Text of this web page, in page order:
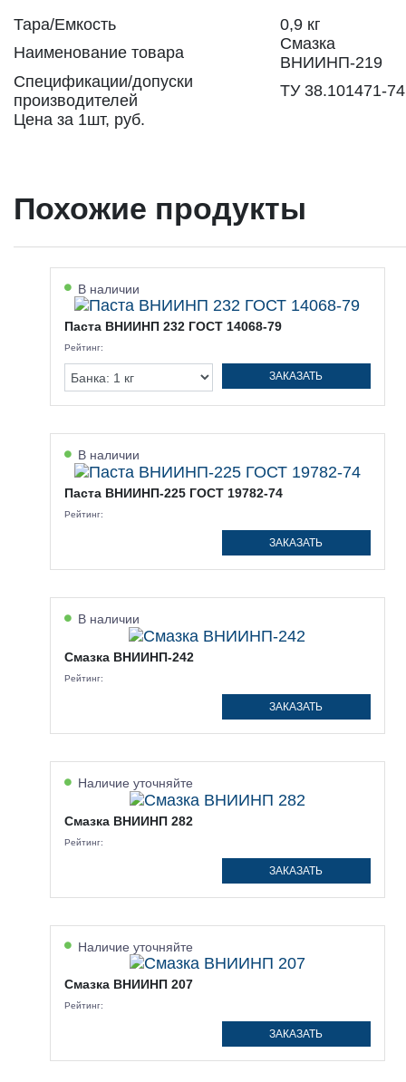
Тара/Емкость
0,9 кг
Наименование товара
Смазка
ВНИИНП-219
Спецификации/допуски
производителей
ТУ 38.101471-74
Цена за 1шт, руб.
Похожие продукты
В наличии
Паста ВНИИНП 232 ГОСТ 14068-79
Рейтинг:
ЗАКАЗАТЬ
В наличии
Паста ВНИИНП-225 ГОСТ 19782-74
Рейтинг:
ЗАКАЗАТЬ
В наличии
Смазка ВНИИНП-242
Рейтинг:
ЗАКАЗАТЬ
Наличие уточняйте
Смазка ВНИИНП 282
Рейтинг:
ЗАКАЗАТЬ
Наличие уточняйте
Смазка ВНИИНП 207
Рейтинг:
ЗАКАЗАТЬ